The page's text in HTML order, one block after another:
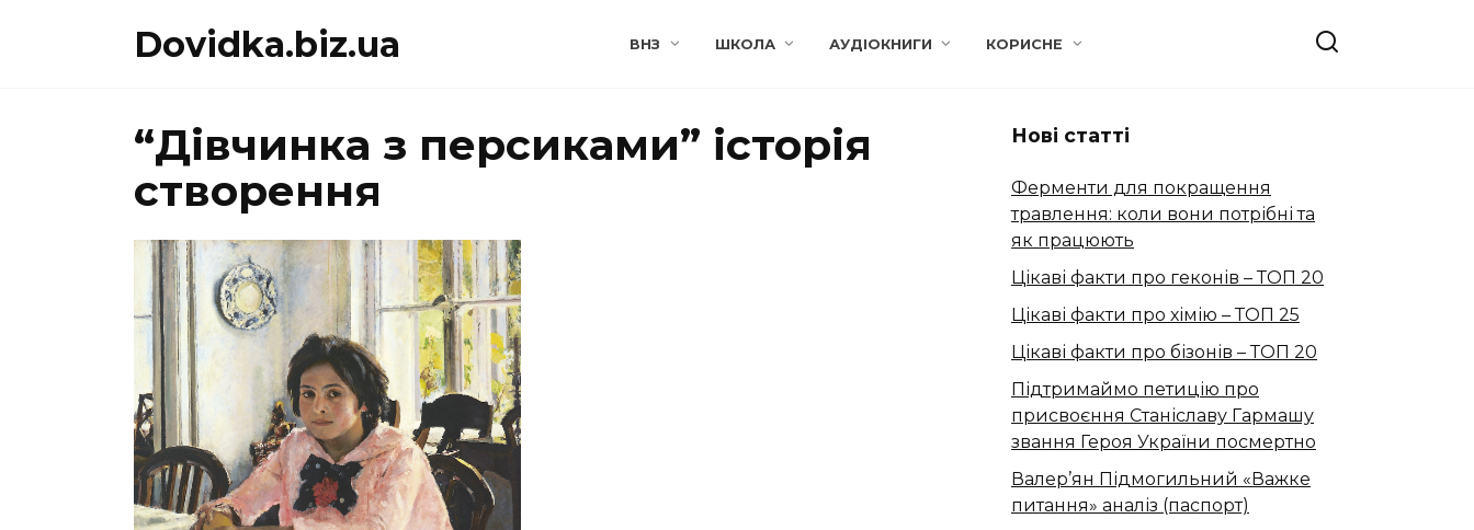
Dovidka.biz.ua ВНЗ ШКОЛА АУДІОКНИГИ КОРИСНЕ
“Дівчинка з персиками” історія
створення
Нові статті
Ферменти для покращення
травлення: коли вони потрібні та
як працюють
Цікаві факти про геконів – ТОП 20
Цікаві факти про хімію – ТОП 25
Цікаві факти про бізонів – ТОП 20
Підтримаймо петицію про
присвоєння Станіславу Гармашу
звання Героя України посмертно
Валер’ян Підмогильний «Важке
питання» аналіз (паспорт)